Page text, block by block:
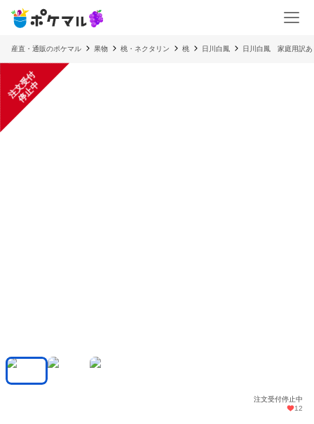
産直・通販のポケマル 果物 桃・ネクタリン 桃 日川白鳳 日川白鳳 家庭用訳
注
文
受
付
停
止
中
注文受付停止中
12